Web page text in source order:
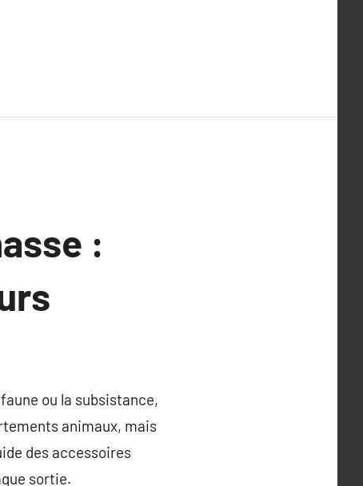
:
ou la subsistance,
animaux, mais
des accessoires
sortie.